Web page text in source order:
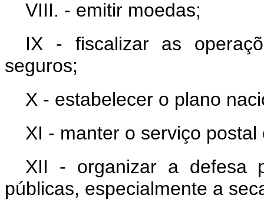
VIII. - emitir moedas;
IX - fiscalizar as
seguros;
X - estabelecer o plano
XI - manter o serviço
XII - organizar a defesa
públicas, especialmente a